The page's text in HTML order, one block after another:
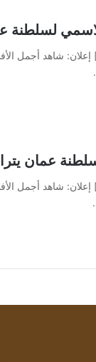
لسلطنة عمان ينمو
يتراجع 9.5% بالربع